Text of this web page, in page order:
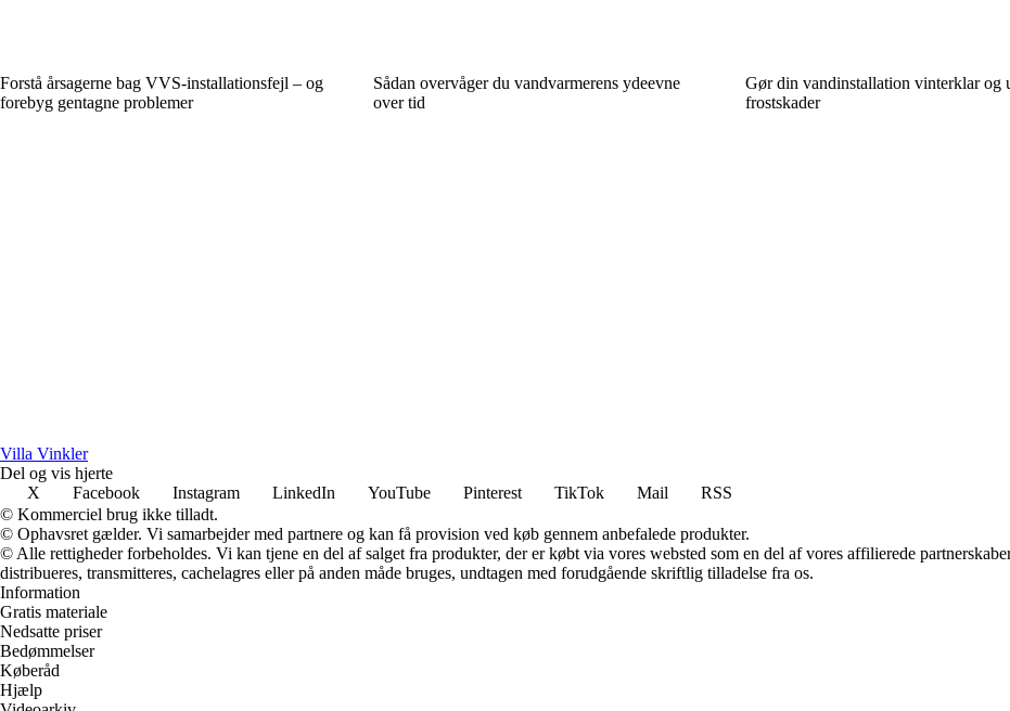
Forstå årsagerne bag VVS-installationsfejl – og
forebyg gentagne problemer
Sådan overvåger du vandvarmerens ydeevne
over tid
Gør din vandinstallation vinterklar og
frostskader
Villa Vinkler
Del og vis hjerte
X
Facebook Instagram LinkedIn YouTube Pinterest TikTok Mail
RSS
© Kommerciel brug ikke tilladt.
© Ophavsret gælder. Vi samarbejder med partnere og kan få provision ved køb gennem anbefalede produkter.
© Alle rettigheder forbeholdes. Vi kan tjene en del af salget fra produkter, der er købt via vores websted som en del af vores affilierede
distribueres, transmitteres, cachelagres eller på anden måde bruges, undtagen med forudgående skriftlig tilladelse fra os.
Information
Gratis materiale
Nedsatte priser
Bedømmelser
Køberåd
Hjælp